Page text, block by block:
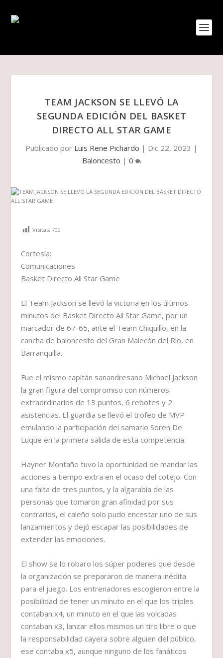
TEAM JACKSON SE LLEVÓ LA
SEGUNDA EDICIÓN DEL BASKET
DIRECTO ALL STAR GAME
Publicado por Luis Rene Pichardo | Dic 22, 2023 |
Baloncesto | 0
Visitas: 700
Cortesía:
Comunicaciones
Basket Directo All Star Game
El Team Jackson se llevó la victoria en los últimos
minutos del Basket Directo All Star Game, por un
marcador de 67-65, ante el Team Chiquillo, en la
cancha de baloncesto del Gran Malecón del Río, en
Barranquilla.
Fue el mismo capitán sanandresano Michael Jackson
la gran figura del compromiso con números
extraordinarios de 13 puntos, 6 rebotes y 2
asistencias. El guardia se llevó el trofeo de MVP
emulando la participación del samario Soren De
Luque en la primera salida de esta competencia.
Hayner Montaño tuvo la oportunidad de mandar las
acciones a tiempo extra en el ocaso del cotejo. Con
una falta de tres puntos, y la algarabía de las
personas que tomaron gran afinidad por sus
contrarios, el caleño solo pudo encestar uno de sus
lanzamientos y dejó escapar las posibilidades de
extender las emociones.
El show se lo robaro los súper poderes que desde
la organización se prepararon de manera inédita
para el juego. Los entrenadores escogieron entre la
posibilidad de tener un minuto en el que los triples
contaban x4, un minuto en el que las volcadas
contaban x3, lanzar ellos mismos un tiro libre o que
la responsabilidad cayera sobre alguien del público,
ese contaba x5, aunque ninguno de los fanáticos